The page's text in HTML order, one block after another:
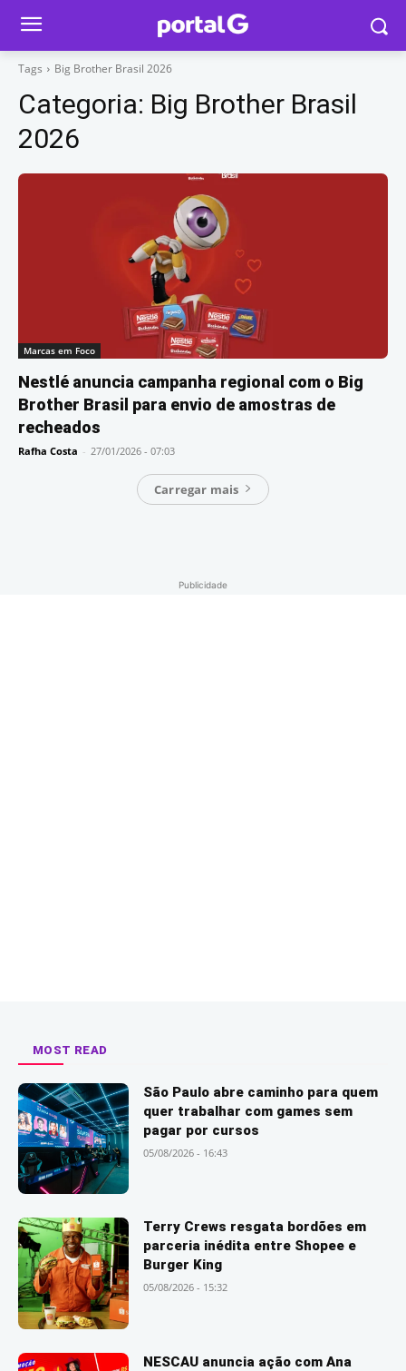
Tags Big Brother Brasil 2026
Categoria: Big Brother Brasil
2026
Marcas em Foco
Nestlé anuncia campanha regional com o Big
Brother Brasil para envio de amostras de
recheados
Rafha Costa - 27/01/2026 - 07:03
Carregar mais
Publicidade
MOST READ
São Paulo abre caminho para quem
quer trabalhar com games sem
pagar por cursos
05/08/2026 - 16:43
Terry Crews resgata bordões em
parceria inédita entre Shopee e
Burger King
05/08/2026 - 15:32
NESCAU anuncia ação com Ana